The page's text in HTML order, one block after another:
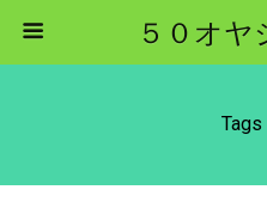
５０オヤ
Tags